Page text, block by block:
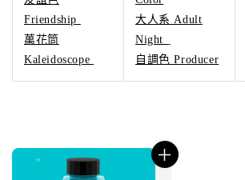
Friendship
萬花筒
Kaleidoscope
大人系 Adult
Night
自調色 Producer